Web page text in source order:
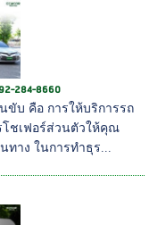
284-8660
ขับ คือ การให้บริการรถ
โชเฟอร์ส่วนตัวให้คุณ
ทาง ในการทำธุร...